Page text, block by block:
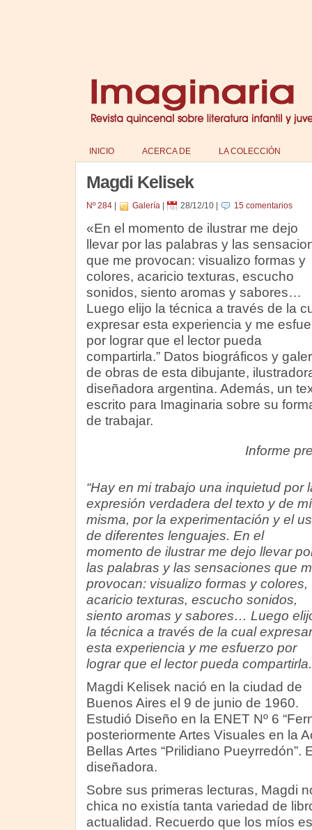
INICIO ACERCA DE LA COLECCIÓN
Magdi Kelisek
Nº 284| Galería| 28/12/10| 15 comentarios
«En el momento de ilustrar me dejo
llevar por las palabras y las
que me provocan: visualizo formas y
colores, acaricio texturas, escucho
sonidos, siento aromas y sabores…
Luego elijo la técnica a través de la
expresar esta experiencia y me
por lograr que el lector pueda
compartirla.” Datos biográficos y
de obras de esta dibujante,
diseñadora argentina. Además, un
escrito para Imaginaria sobre su
de trabajar.
Informe
“Hay en mi trabajo una inquietud por
expresión verdadera del texto y de mí
misma, por la experimentación y el
de diferentes lenguajes. En el
momento de ilustrar me dejo llevar
las palabras y las sensaciones que
provocan: visualizo formas y colores,
acaricio texturas, escucho sonidos,
siento aromas y sabores… Luego
la técnica a través de la cual expresar
esta experiencia y me esfuerzo por
lograr que el lector pueda
Magdi Kelisek nació en la ciudad de
Buenos Aires el 9 de junio de 1960.
Estudió Diseño en la ENET Nº 6
posteriormente Artes Visuales en la
Bellas Artes “Prilidiano Pueyrredón”.
diseñadora.
Sobre sus primeras lecturas, Magdi
chica no existía tanta variedad de
actualidad. Recuerdo que los míos